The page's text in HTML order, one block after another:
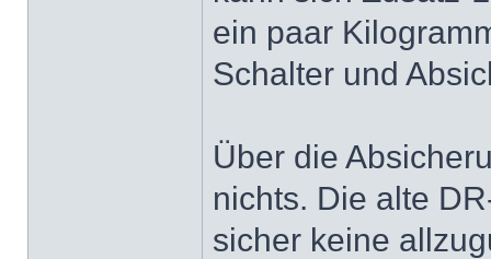
ein paar
Schalter und
Über die
nichts. Die alte
sicher keine